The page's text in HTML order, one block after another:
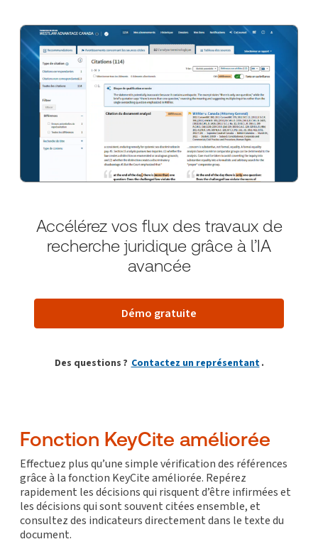
Accélérez vos flux des travaux de
recherche juridique grâce à l’IA
avancée
Démo gratuite
Des questions ? Contactez un représentant.
Fonction KeyCite améliorée
Effectuez plus qu’une simple vérification des références
grâce à la fonction KeyCite améliorée. Repérez
rapidement les décisions qui risquent d’être infirmées et
les décisions qui sont souvent citées ensemble, et
consultez des indicateurs directement dans le texte du
document.